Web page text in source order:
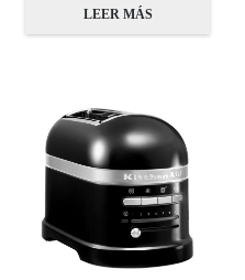
LEER MÁS